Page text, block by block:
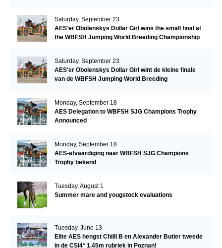
Saturday, September 23
AES'er Obolenskys Dollar Girl wins the small final at
the WBFSH Jumping World Breeding Championship
Saturday, September 23
AES'er Obolenskys Dollar Girl wint de kleine finale
van de WBFSH Jumping World Breeding
Monday, September 18
AES Delegation to WBFSH SJG Champions Trophy
Announced
Monday, September 18
AES-afvaardiging naar WBFSH SJG Champions
Trophy bekend
Tuesday, August 1
Summer mare and yougstock evaluations
Tuesday, June 13
Elite AES hengst Chilli B en Alexander Butler tweede
in de CSI4* 1.45m rubriek in Poznan!